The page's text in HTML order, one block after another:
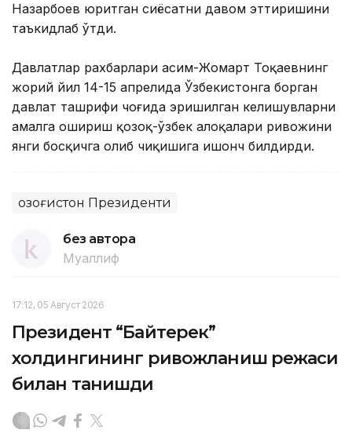
Назарбоев юритган сиёсатни давом эттиришини
таъкидлаб ўтди.
Давлатлар рахбарлари Қасим-Жомарт Тоқаевнинг
жорий йил 14-15 апрелида Ўзбекистонга борган
давлат ташрифи чоғида эришилган келишувларни
амалга ошириш қозоқ-ўзбек алоқалари ривожини
янги босқичга олиб чиқишига ишонч билдирди.
Қозоғистон Президенти
без автора
Муаллиф
17:12, 05 Август 2026
Президент “Байтерек”
холдингининг ривожланиш режаси
билан танишди